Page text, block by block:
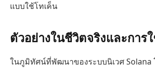
แบบใช้โทเค็น
ตัวอย่างในชีวิตจริงและการ
ในภูมิทัศน์ที่พัฒนาของระบบนิเวศ Solana